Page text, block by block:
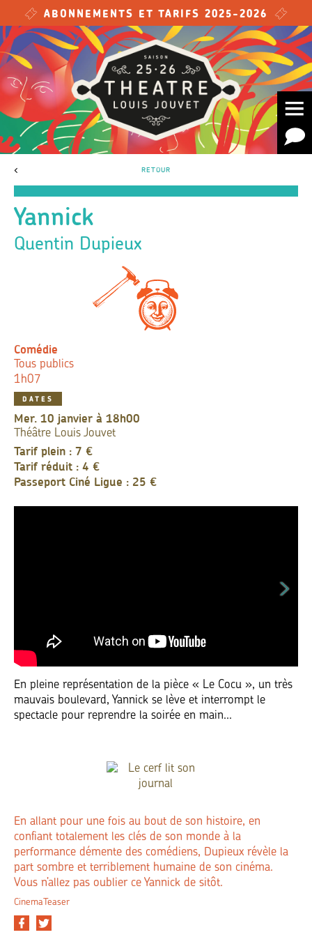
Skip to main content
ABONNEMENTS ET TARIFS 2025-2026
< RETOUR
Yannick
Quentin Dupieux
Comédie
Tous publics
1h07
DATES
mer. 10 janvier à 18h00
Théâtre Louis Jouvet
Tarif plein : 7 €
Tarif réduit : 4 €
Passeport Ciné Ligue : 25 €
En pleine représentation de la pièce « Le Cocu », un très
mauvais boulevard, Yannick se lève et interrompt le
spectacle pour reprendre la soirée en main...
En allant pour une fois au bout de son histoire, en
confiant totalement les clés de son monde à la
performance démente des comédiens, Dupieux révèle la
part sombre et terriblement humaine de son cinéma.
Vous n’allez pas oublier ce Yannick de sitôt.
CinemaTeaser